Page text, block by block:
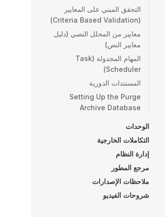
التحقق المبني على المعايير
(Criteria Based Validation)
معايير من المحلل النصي (دليل
معايير النص)
المهام المجدولة (Task
Scheduler)
المستندات الدورية
Setting Up the Purge
Archive Database
الوحدات
التكاملات الخارجية
إدارة النظام
مرجع المطور
ملاحظات الإصدارات
شروحات الفيديو